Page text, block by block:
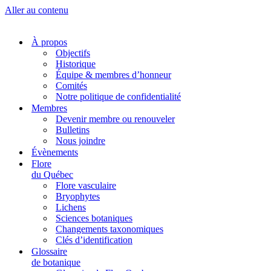
Aller au contenu
À propos
Objectifs
Historique
Équipe & membres d’honneur
Comités
Notre politique de confidentialité
Membres
Devenir membre ou renouveler
Bulletins
Nous joindre
Évènements
Flore
du Québec
Flore vasculaire
Bryophytes
Lichens
Sciences botaniques
Changements taxonomiques
Clés d’identification
Glossaire
de botanique